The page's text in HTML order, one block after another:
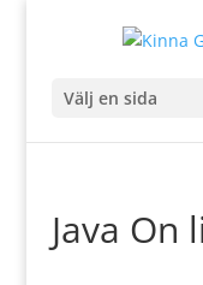
Välj en sida
Java On